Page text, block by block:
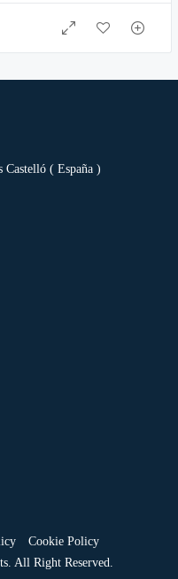
Castelló ( España )
All Right Reserved.
Cookie Policy